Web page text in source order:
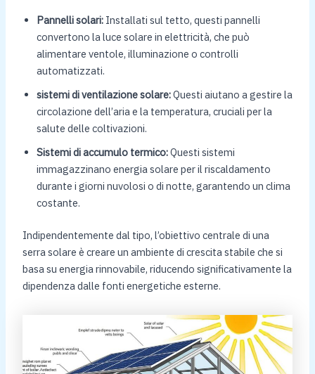
Pannelli solari:Installati sul tetto, questi pannelli
convertono la luce solare in elettricità, che può
alimentare ventole, illuminazione o controlli
automatizzati.
sistemi di ventilazione solare:Questi aiutano a gestire la
circolazione dell’aria e la temperatura, cruciali per la
salute delle coltivazioni.
Sistemi di accumulo termico:Questi sistemi
immagazzinano energia solare per il riscaldamento
durante i giorni nuvolosi o di notte, garantendo un clima
costante.
Indipendentemente dal tipo, l’obiettivo centrale di una
serra solare è creare un ambiente di crescita stabile che si
basa su energia rinnovabile, riducendo significativamente la
dipendenza dalle fonti energetiche esterne.